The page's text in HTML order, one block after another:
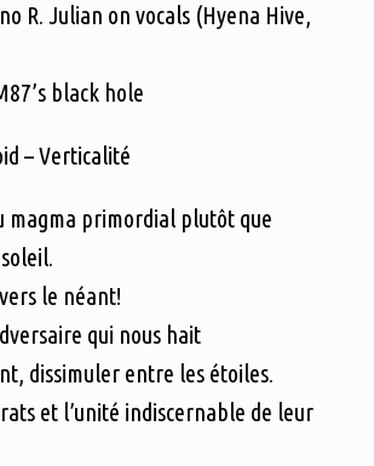
R. Julian on vocals (Hyena Hive,
black hole
– Verticalité
magma primordial plutôt que
le néant!
qui nous hait
dissimuler entre les étoiles.
et l’unité indiscernable de leur